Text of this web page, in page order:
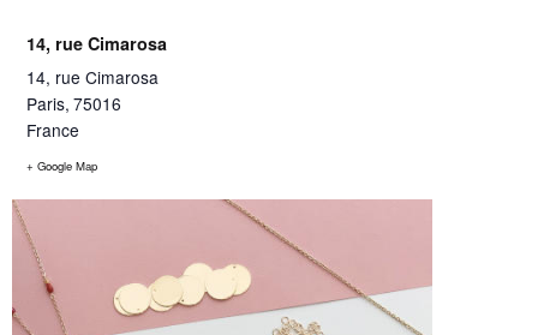
14, rue Cimarosa
14, rue Cimarosa
Paris, 75016
France
+ Google Map